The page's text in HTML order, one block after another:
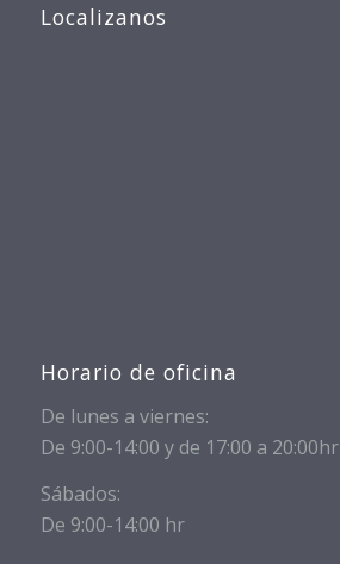
Localizanos
Horario de oficina
De lunes a viernes:
De 9:00-14:00 y de 17:00 a 20:00hr
Sábados:
De 9:00-14:00 hr